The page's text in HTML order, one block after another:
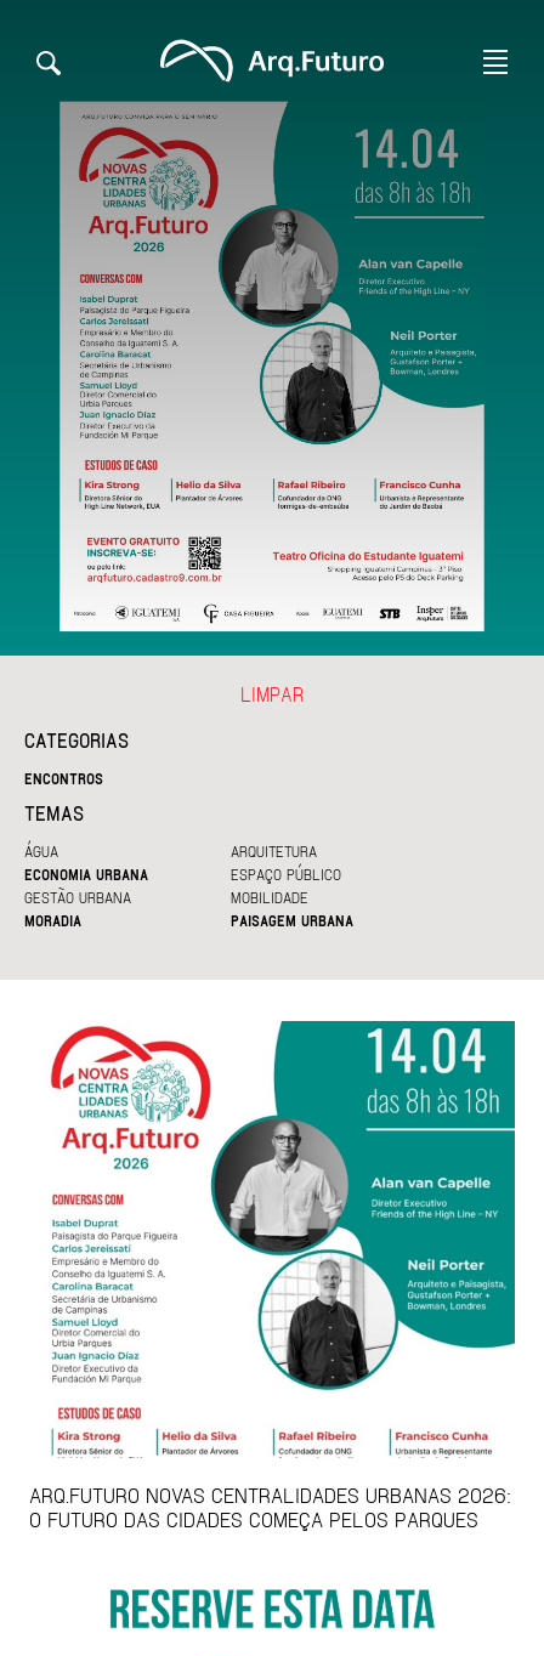
CATEGORIAS
ENCONTROS
TEMAS
ÁGUA
ARQUITETURA
ECONOMIA URBANA
ESPAÇO PÚBLICO
GESTÃO URBANA
MOBILIDADE
MORADIA
PAISAGEM URBANA
LIMPAR
ARQ.FUTURO NOVAS CENTRALIDADES URBANAS 2026:
O FUTURO DAS CIDADES COMEÇA PELOS PARQUES